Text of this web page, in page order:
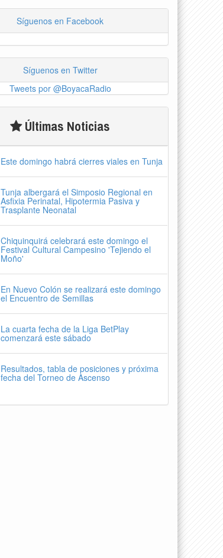
Síguenos en Facebook
Síguenos en Twitter
Tweets por @BoyacaRadio
Últimas Noticias
Este domingo habrá cierres viales en Tunja
Tunja albergará el Simposio Regional en
Asfixia Perinatal, Hipotermia Pasiva y
Trasplante Neonatal
Chiquinquirá celebrará este domingo el
Festival Cultural Campesino 'Tejiendo el
Moño'
En Nuevo Colón se realizará este domingo
el Encuentro de Semillas
La cuarta fecha de la Liga BetPlay
comenzará este sábado
Resultados, tabla de posiciones y próxima
fecha del Torneo de Ascenso